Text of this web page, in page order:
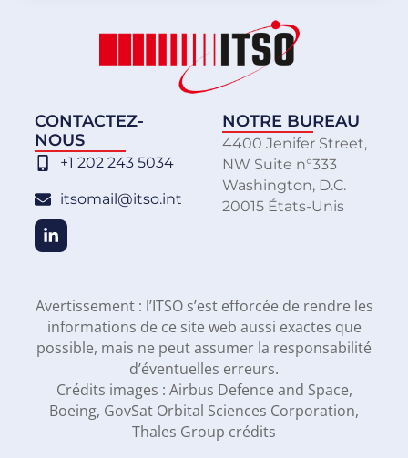
CONTACTEZ-
NOUS
+1 202 243 5034
itsomail@itso.int
NOTRE BUREAU
4400 Jenifer Street,
NW Suite n°333
Washington, D.C.
20015 États-Unis
Avertissement : l’ITSO s’est efforcée de rendre les
informations de ce site web aussi exactes que
possible, mais ne peut assumer la responsabilité
d’éventuelles erreurs.
Crédits images : Airbus Defence and Space,
Boeing, GovSat Orbital Sciences Corporation,
Thales Group crédits